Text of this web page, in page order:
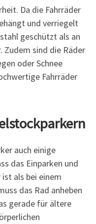
Da die Fahrräder
und verriegelt
geschützt als an
Zudem sind die Räder
oder Schnee
Fahrräder
auch einige
das Einparken und
als bei einem
das Rad anheben
gerade für ältere